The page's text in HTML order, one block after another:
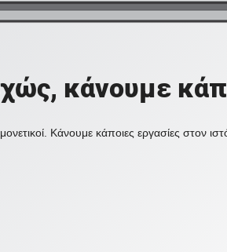
κάνουμε
Κάνουμε κάποιες εργασίες στον